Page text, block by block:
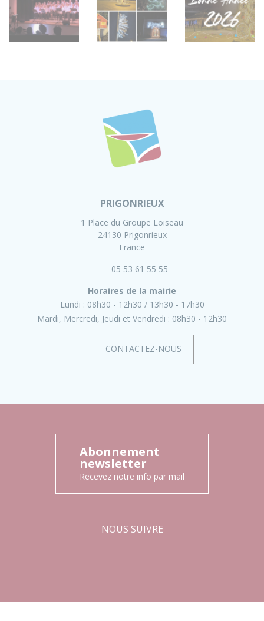
PRIGONRIEUX
1 Place du Groupe Loiseau
24130 Prigonrieux
France
05 53 61 55 55
Horaires de la mairie
Lundi : 08h30 - 12h30
13h30 - 17h30
Mardi, Mercredi, Jeudi et Vendredi : 08h30 - 12h30
CONTACTEZ-NOUS
Abonnement
newsletter
Recevez notre info par mail
NOUS SUIVRE